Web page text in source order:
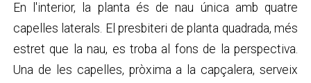
En l'interior, la planta és de nau única amb quatre
capelles laterals. El presbiteri de planta quadrada, més
estret que la nau, es troba al fons de la perspectiva.
Una de les capelles, pròxima a la capçalera, serveix